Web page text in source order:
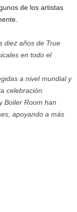
de los artistas
diez años de True
en todo el
a nivel mundial y
celebración.
Boiler Room han
apoyando a más